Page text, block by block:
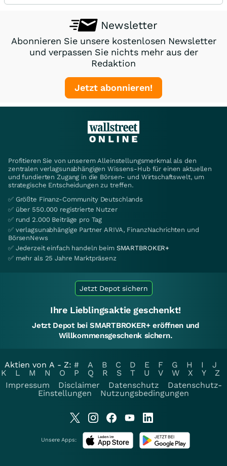
Newsletter
Abonnieren Sie unsere kostenlosen Newsletter
und verpassen Sie nichts mehr aus der
Redaktion
Jetzt abonnieren!
Profitieren Sie von unserem Alleinstellungsmerkmal als den
zentralen verlagsunabhängigen Wissens-Hub für einen aktuellen
und fundierten Zugang in die Börsen- und Wirtschaftswelt, um
strategische Entscheidungen zu treffen.
✅ Größte Finanz-Community Deutschlands
✅ über 550.000 registrierte Nutzer
✅ rund 2.000 Beiträge pro Tag
✅ verlagsunabhängige Partner ARIVA, FinanzNachrichten und
BörsenNews
✅ Jederzeit einfach handeln beim SMARTBROKER+
✅ mehr als 25 Jahre Marktpräsenz
Jetzt Depot sichern
Ihre Lieblingsaktie geschenkt!
Jetzt Depot bei SMARTBROKER+ eröffnen und
Willkommensgeschenk sichern.
Aktien von A - Z: # A B C D E F G H I
J
K
L M N O P Q R S T U V W X Y
Z
Impressum
Disclaimer Datenschutz
Datenschutz-
Einstellungen
Nutzungsbedingungen
Unsere Apps: